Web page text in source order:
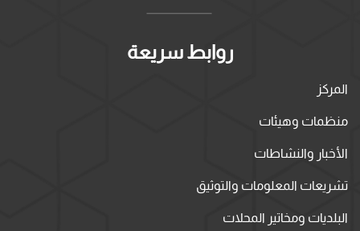
روابط سريعة
المركز
منظمات وهيئات
الأخبار والنشاطات
تشريعات المعلومات والتوثيق
البلديات ومخاتير المحلات